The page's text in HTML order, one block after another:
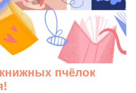
пчёлок